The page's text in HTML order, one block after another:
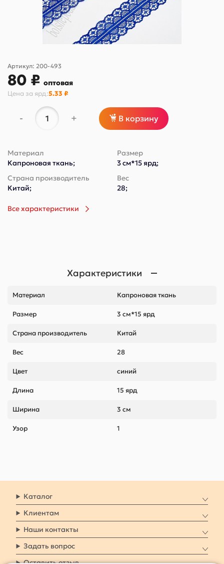
Артикул: 200-493
80 ₽ оптовая
Цена за ярд:5.33 ₽
- + В корзину
Материал
Капроновая ткань;
Размер
3 см*15 ярд;
Страна производитель
Китай;
Вес
28;
Все характеристики
Характеристики
Материал Капроновая ткань
Размер 3 см*15 ярд
Страна производитель Китай
Вес 28
Цвет синий
Длина 15 ярд
Ширина 3 см
Узор 1
Каталог
Клиентам
Наши контакты
Задать вопрос